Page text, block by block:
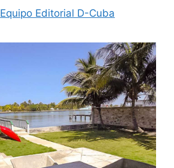
Equipo Editorial D-Cuba